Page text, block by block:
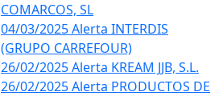
COMARCOS, SL
04/03/2025 Alerta INTERDIS
(GRUPO CARREFOUR)
26/02/2025 Alerta KREAM JJB, S.L.
26/02/2025 Alerta PRODUCTOS DE